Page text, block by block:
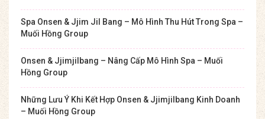
Spa Onsen & Jjim Jil Bang – Mô Hình Thu Hút Trong Spa –
Muối Hồng Group
Onsen & Jjimjilbang – Nâng Cấp Mô Hình Spa – Muối
Hồng Group
Những Lưu Ý Khi Kết Hợp Onsen & Jjimjilbang Kinh Doanh
– Muối Hồng Group